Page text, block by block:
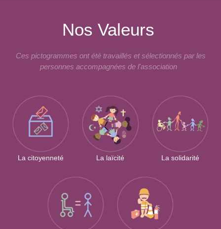
Nos Valeurs
Ces pictogrammes ont été travaillés et sélectionnés par les
personnes accompagnées de l'association
La citoyenneté La laïcité La solidarité